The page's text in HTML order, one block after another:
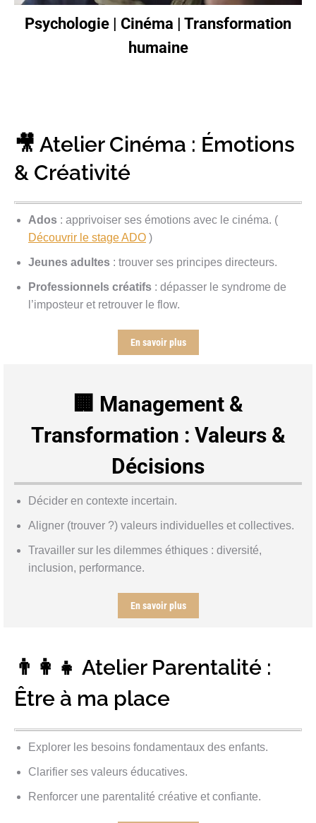
Psychologie | Cinéma | Transformation
humaine
🎥 Atelier Cinéma : Émotions
& Créativité
Ados : apprivoiser ses émotions avec le cinéma. (
Découvrir le stage ADO )
Jeunes adultes : trouver ses principes directeurs.
Professionnels créatifs : dépasser le syndrome de
l’imposteur et retrouver le flow.
En savoir plus
🏢 Management &
Transformation : Valeurs &
Décisions
Décider en contexte incertain.
Aligner (trouver ?) valeurs individuelles et collectives.
Travailler sur les dilemmes éthiques : diversité,
inclusion, performance.
En savoir plus
👨‍👩‍👧 Atelier Parentalité :
Être à ma place
Explorer les besoins fondamentaux des enfants.
Clarifier ses valeurs éducatives.
Renforcer une parentalité créative et confiante.